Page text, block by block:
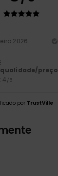
2026
qualidade/preço
: 4 /5
por TrustVille